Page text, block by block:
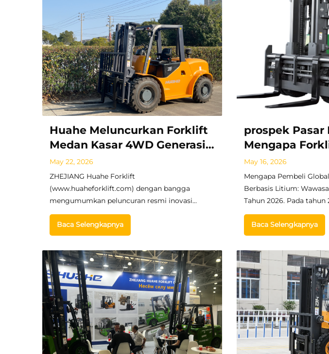
Huahe Meluncurkan Forklift
Medan Kasar 4WD Generasi
Berikutnya 3,0–3,5 Ton untuk
Pasar Global
May 22, 2026
ZHEJIANG Huahe Forklift
(www.huaheforklift.com) dengan bangga
mengumumkan peluncuran resmi inovasi
terbarunya: seri forklift medan kasar 3,0–3,5 ton
(HH30R dan HH35R). Forklift medan kasar baru
ini dirancang untuk r...
Baca Selengkapnya
prospek Pasar
Mengapa
Litium
Amerika
May 16, 2026
Mengapa Pembeli
Berbasis Litium:
Tahun 2026. Pada
global sedang
tak terelakkan. Di
memantau dinamika
Anda tidak perlu
Baca Selengkapnya